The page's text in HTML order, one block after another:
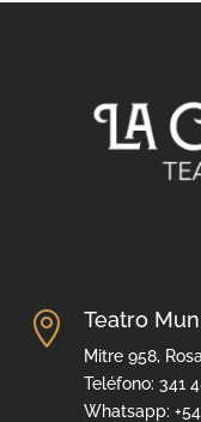
 Teatro
Mitre 958,
Teléfono: 341
Whatsapp: